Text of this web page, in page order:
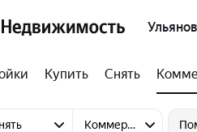
Купить Снять
Коммерческую